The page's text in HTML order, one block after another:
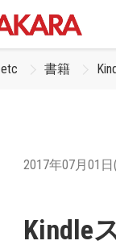
etc 書籍
2017年07月01
Kindle